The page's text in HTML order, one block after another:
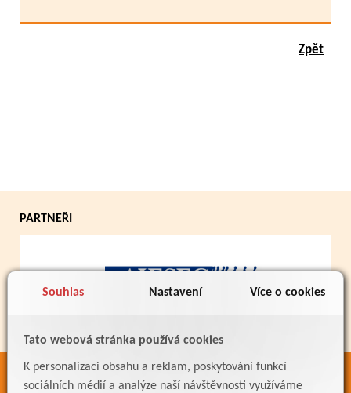
Souhlas Nastavení Více o cookies
Tato webová stránka používá cookies
K personalizaci obsahu a reklam, poskytování funkcí
sociálních médií a analýze naší návštěvnosti využíváme
Zpět
PARTNEŘI
ODKAZY